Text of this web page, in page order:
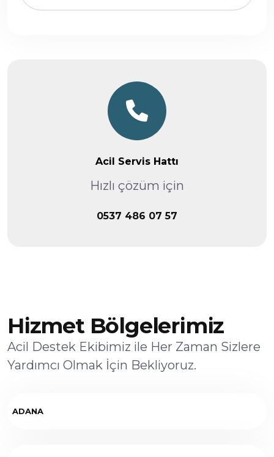
Acil Servis Hattı
Hızlı çözüm için
0537 486 07 57
Hizmet Bölgelerimiz
Acil Destek Ekibimiz ile Her Zaman Sizlere
Yardımcı Olmak İçin Bekliyoruz.
ADANA